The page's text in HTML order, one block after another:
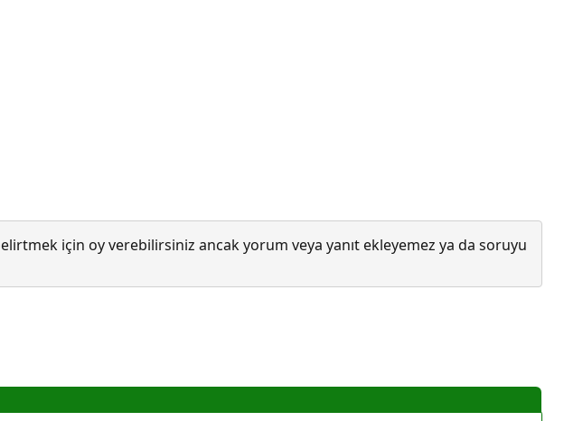
için oy verebilirsiniz ancak yorum veya yanıt ekleyemez ya da soruyu